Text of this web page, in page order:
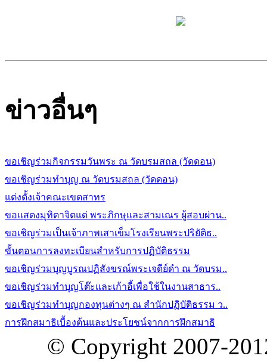
ข่าวอื่นๆ
ขอเชิญร่วมกิจกรรมวันพระ ณ วัดบรมสถล (วัดดอน)
ขอเชิญร่วมทำบุญ ณ วัดบรมสถล (วัดดอน)
แต่งตั้งเจ้าคณะเขตสาทร
ขอแสดงมุทิตาจิตแด่ พระภิกษุและสามเณร ผู้สอบผ่าน..
ขอเชิญร่วมเป็นเจ้าภาพเสาเข็มโรงเรียนพระปริยัติธ..
ขั้นตอนการลงทะเบียนสำหรับการปฏิบัติธรรม
ขอเชิญร่วมบุญบูรณปฏิสังขรณ์พระเจดีย์ดำ ณ วัดบรม..
ขอเชิญร่วมทำบุญโต๊ะและเก้าอี้เพื่อใช้ในงานสาธาร..
ขอเชิญร่วมทำบุญกองทุนต่างๆ ณ สำนักปฏิบัติธรรม ว..
การฝึกสมาธิเบื้องต้นและประโยชน์จากการฝึกสมาธิ
© Copyright 2007-